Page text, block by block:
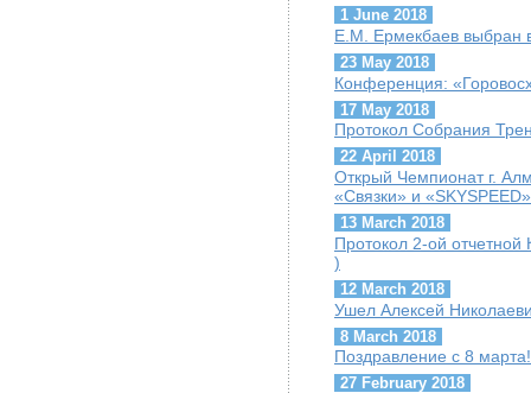
1 June 2018
Е.М. Ермекбаев выбран
23 May 2018
Конференция:
17 May 2018
Протокол Собрания
22 April 2018
Открый Чемпионат г.
«Связки» и «SKYSPEED»
13 March 2018
Протокол 2-ой
)
12 March 2018
Ушел Алексей
8 March 2018
Поздравление с 8 марта!
27 February 2018